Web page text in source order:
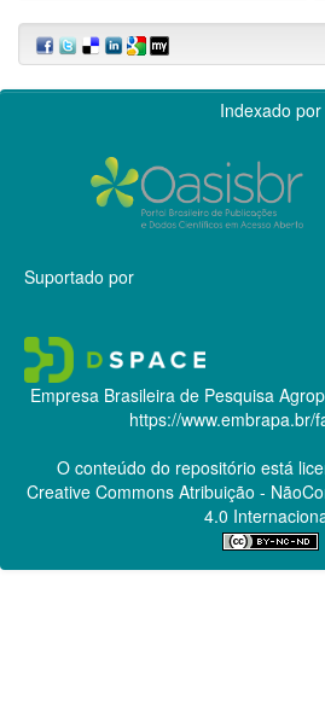
Indexado por
Suportado por
Empresa Brasileira de Pesquisa
https://www.embrapa.br/
O conteúdo do repositório está
Creative CommonsAtribuição -
4.0